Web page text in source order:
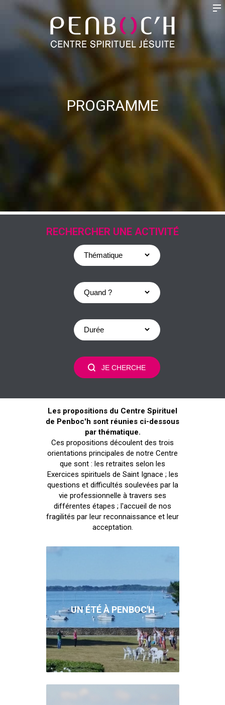
PROGRAMME
RECHERCHER UNE ACTIVITÉ
Les propositions du Centre Spirituel
de Penboc'h sont réunies ci-dessous
par thématique.
Ces propositions découlent des trois
orientations principales de notre Centre
que sont : les retraites selon les
Exercices spirituels de Saint Ignace ; les
questions et difficultés soulevées par la
vie professionnelle à travers ses
différentes étapes ; l'accueil de nos
fragilités par leur reconnaissance et leur
acceptation.
UN ÉTÉ À PENBOC'H